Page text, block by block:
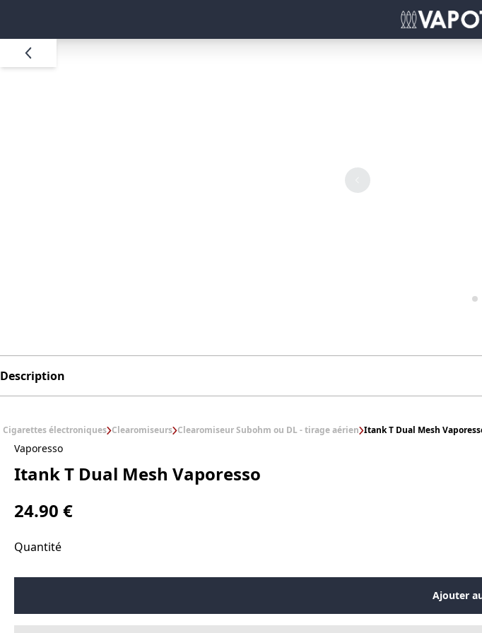
Description
Cigarettes électroniques Clearomiseurs Clearomiseur Subohm ou DL - tirage aérien Itank T Dual Mesh
Vaporesso
Itank T Dual Mesh Vaporesso
24.90 €
Quantité
Ajouter